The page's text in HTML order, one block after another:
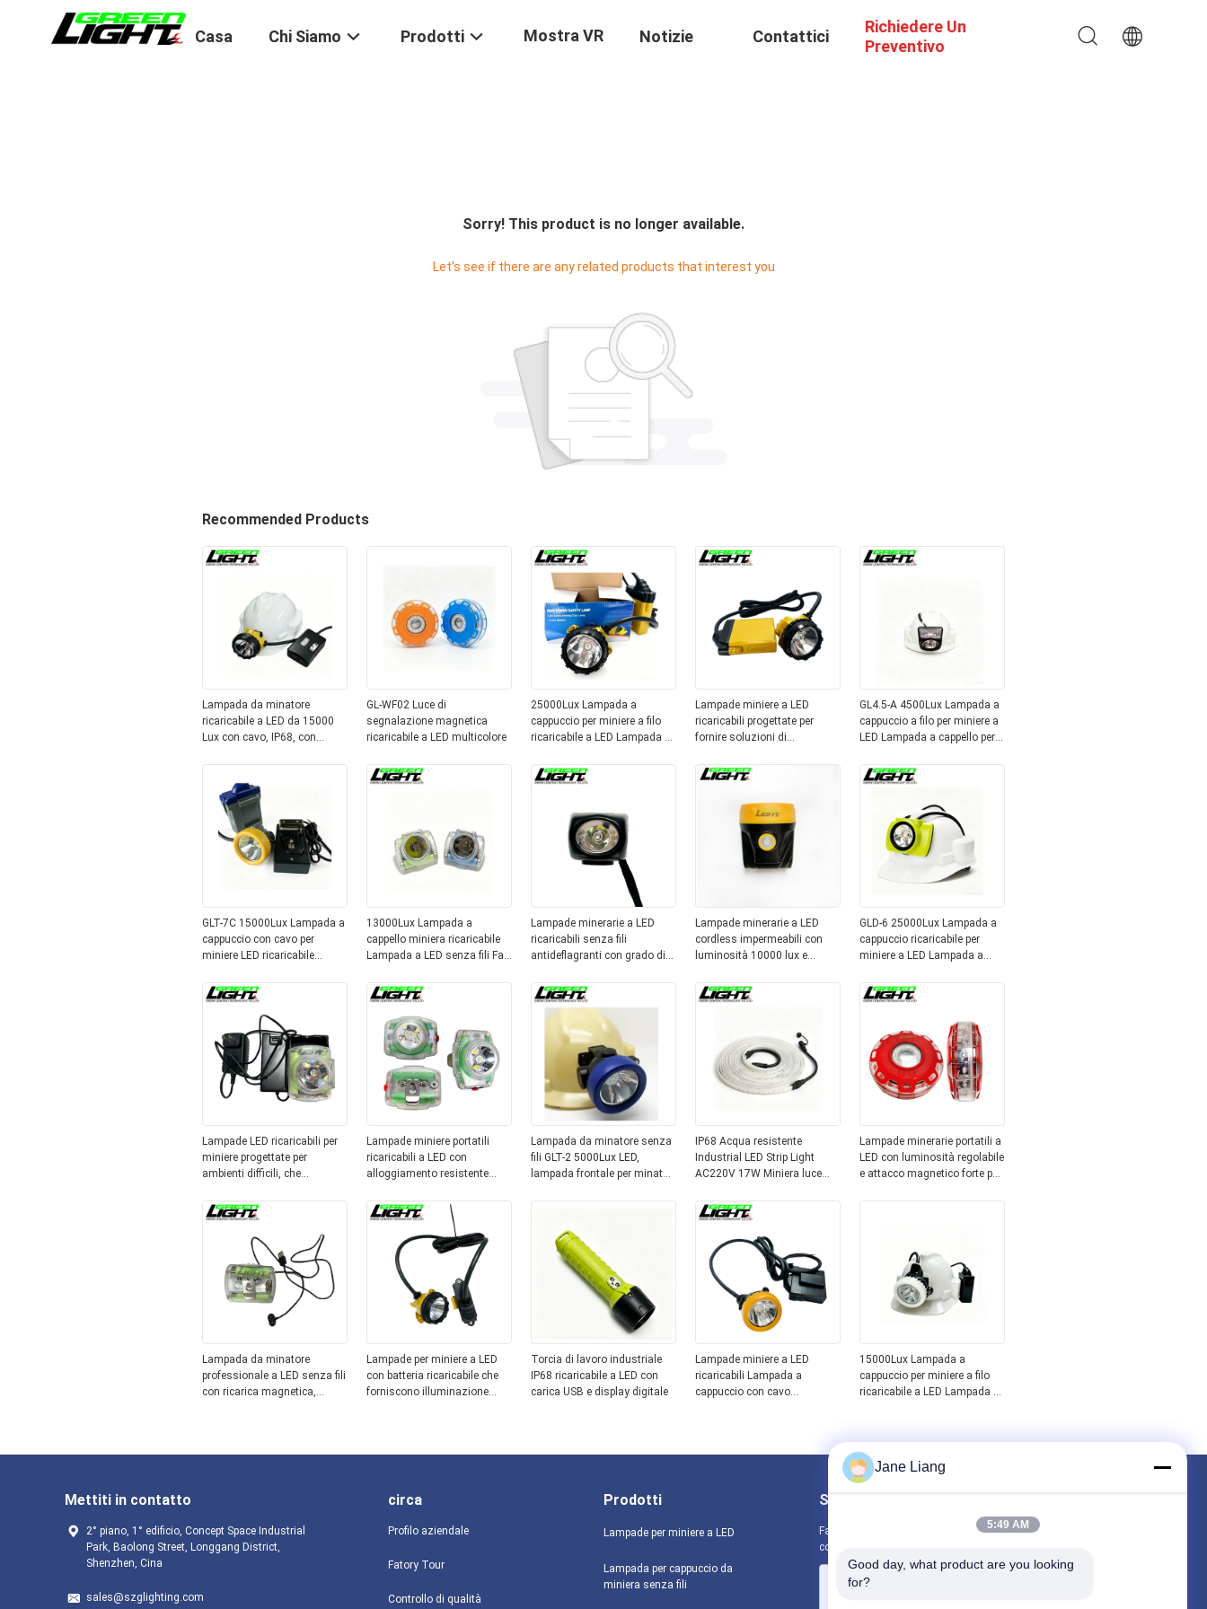
Casa Chi Siamo Prodotti Mostra VR Notizie Contattici
Richiedere Un
Preventivo
Sorry! This product is no longer available.
Let's see if there are any related products that interest you
Recommended Products
Lampada da minatore
ricaricabile a LED da 15000
Lux con cavo, IP68, con
GL-WF02 Luce di
segnalazione magnetica
ricaricabile a LED multicolore
25000Lux Lampada a
cappuccio per miniere a filo
ricaricabile a LED Lampada a
batteria da 13,6Ah
Lampade miniere a LED
ricaricabili progettate per
fornire soluzioni di
durevoli per le operazioni di
GL4.5-A 4500Lux Lampada a
cappuccio a filo per miniere a
LED Lampada a cappello per
digitale
GLT-7C 15000Lux Lampada a
cappuccio con cavo per
miniere LED ricaricabile
IP68 per miniere sotterranee
13000Lux Lampada a
cappello miniera ricaricabile
Lampada a LED senza fili Far
rigido GLC-6
Lampade minerarie a LED
ricaricabili senza fili
antideflagranti con grado di
luminosità 4000Lux e sei luci
ausiliarie per la sicurezza
mineraria
Lampade minerarie a LED
cordless impermeabili con
luminosità 10000 lux e
illuminazione sotterranea di
lunga durata
GLD-6 25000Lux Lampada a
cappuccio ricaricabile per
miniere a LED Lampada a
batteria da 13,6Ah
Lampade LED ricaricabili per
miniere progettate per
ambienti difficili, che
illuminazione per minatori e
lavoratori dell'industria
Lampade miniere portatili
ricaricabili a LED con
alloggiamento resistente
per una sicurezza
confortevole nei lavori di
estrazione sotterranea
Lampada da minatore senza
fili GLT-2 5000Lux LED,
lampada frontale per minatori
IP68 Acqua resistente
Industrial LED Strip Light
AC220V 17W Miniera luce
sotterraneo illuminazione
serie 0414
Lampade minerarie portatili a
LED con luminosità regolabile
e attacco magnetico forte per
Lampada da minatore
professionale a LED senza fili
con ricarica magnetica,
Lampade per miniere a LED
con batteria ricaricabile che
forniscono illuminazione
Torcia di lavoro industriale
IP68 ricaricabile a LED con
carica USB e display digitale
Lampade miniere a LED
ricaricabili Lampada a
cappuccio con cavo
attività minerarie
15000Lux Lampada a
cappuccio per miniere a filo
ricaricabile a LED Lampada a
Mettiti in contatto
2° piano, 1° edificio, Concept Space Industrial
Park, Baolong Street, Longgang District,
Shenzhen, Cina
sales@szglighting.com
circa
Profilo aziendale
Fatory Tour
Controllo di qualità
Prodotti
Lampade per miniere a LED
Lampada per cappuccio da
miniera senza fili
Scrivici
Fateci sapere la vostra esigenza. Collegheremo i migliori prodotti
con te.
Jane Liang
5:49 AM
Good day, what product are you looking
for?